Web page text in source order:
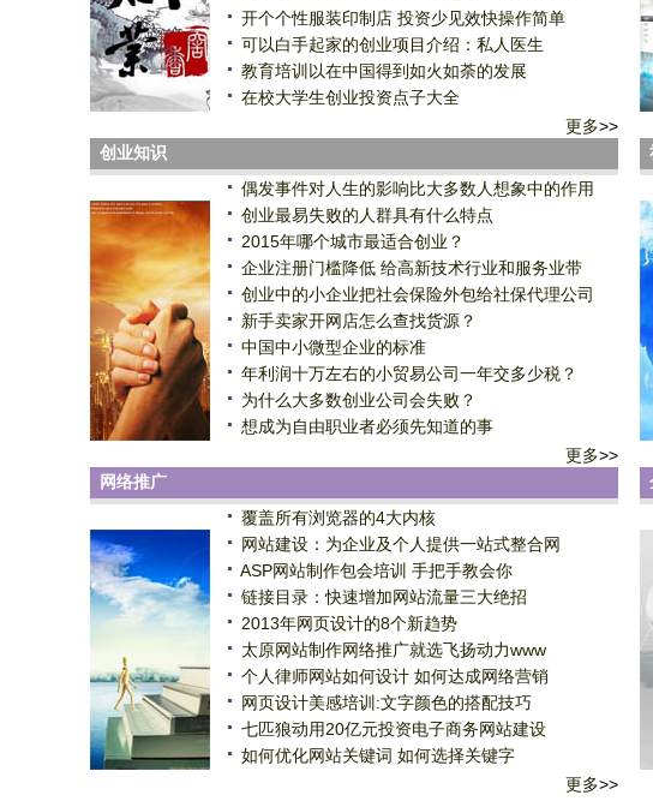
开个个性服装印制店 投资少见效快操作简单
可以白手起家的创业项目介绍：私人医生
教育培训以在中国得到如火如荼的发展
在校大学生创业投资点子大全
更多>>
创业知识
偶发事件对人生的影响比大多数人想象中的作用
创业最易失败的人群具有什么特点
2015年哪个城市最适合创业？
企业注册门槛降低 给高新技术行业和服务业带
创业中的小企业把社会保险外包给社保代理公司
新手卖家开网店怎么查找货源？
中国中小微型企业的标准
年利润十万左右的小贸易公司一年交多少税？
为什么大多数创业公司会失败？
想成为自由职业者必须先知道的事
更多>>
网络推广
覆盖所有浏览器的4大内核
网站建设：为企业及个人提供一站式整合网
ASP网站制作包会培训 手把手教会你
链接目录：快速增加网站流量三大绝招
2013年网页设计的8个新趋势
太原网站制作网络推广就选飞扬动力www
个人律师网站如何设计 如何达成网络营销
网页设计美感培训:文字颜色的搭配技巧
七匹狼动用20亿元投资电子商务网站建设
如何优化网站关键词 如何选择关键字
更多>>